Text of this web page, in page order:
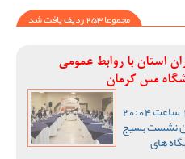
مجموعا 253 ردیف یافت شد
استان با روابط عمومی
مس کرمان
نشست بسیج
های